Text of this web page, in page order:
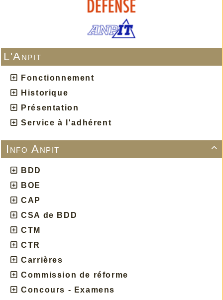
L'Anpit
Fonctionnement
Historique
Présentation
Service à l'adhérent

Info Anpit
BDD
BOE
CAP
CSA de BDD
CTM
CTR
Carrières
Commission de réforme
Concours - Examens